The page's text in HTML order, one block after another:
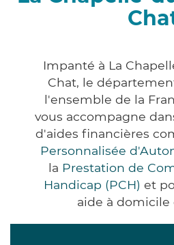
Impanté à La
Chat, le
l'ensemble de la
vous accompagne
d'aides financières
Personnalisée
la Prestation de
Handicap (PCH) et
aide à domicile